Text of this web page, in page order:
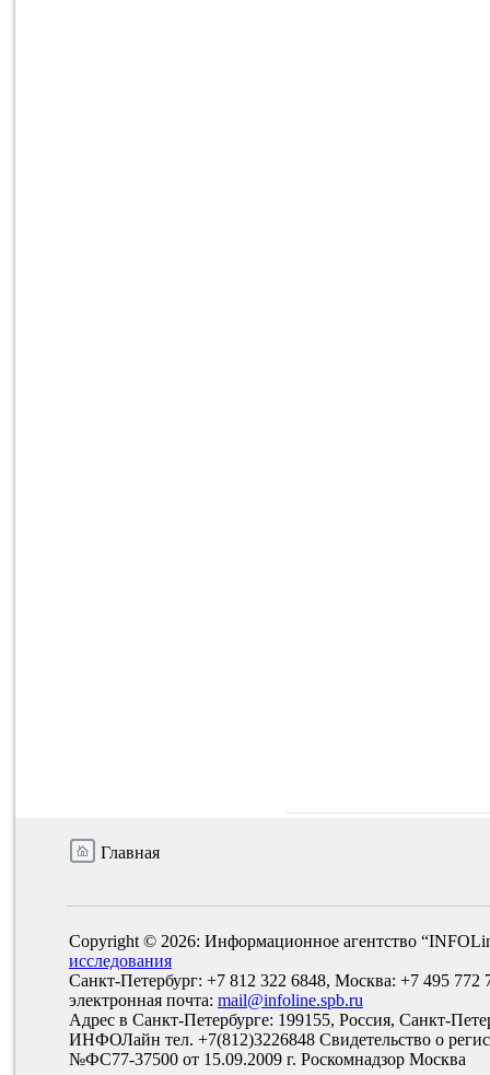
Главная
Copyright © 2026: Информационное агентство
исследования
Санкт-Петербург: +7 812 322 6848, Москва: +7 495 772
электронная почта: mail@infoline.spb.ru
Адрес в Санкт-Петербурге: 199155, Россия, Санкт-
ИНФОЛайн тел. +7(812)3226848 Свидетельство о
№ФС77-37500 от 15.09.2009 г. Роскомнадзор Москва